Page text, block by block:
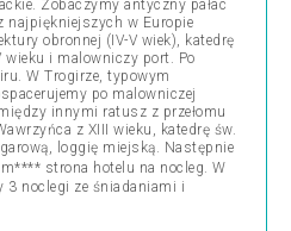
Zobaczymy antyczny pałac
najpiękniejszych w Europie
obronnej (IV-V wiek), katedrę
i malowniczy port. Po
W Trogirze, typowym
po malowniczej
innymi ratusz z przełomu
z XIII wieku, katedrę św.
loggię miejską. Następnie
strona hotelu na nocleg. W
3 noclegi ze śniadaniami i